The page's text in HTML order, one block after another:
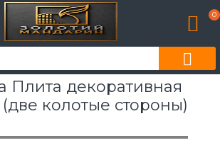
0
Плита декоративная
колотые стороны)